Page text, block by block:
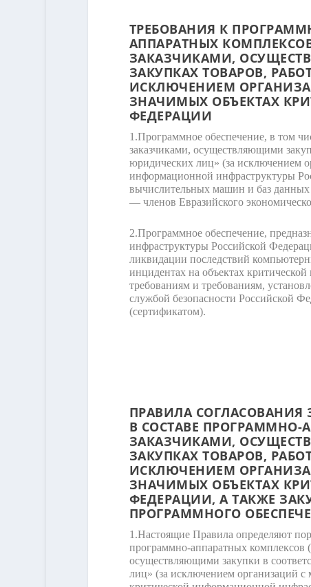
ТРЕБОВАНИЯ К
АППАРАТНЫХ
ЗАКАЗЧИКАМИ,
ЗАКУПКАХ ТОВАРОВ,
ИСКЛЮЧЕНИЕМ
ЗНАЧИМЫХ ОБЪЕКТАХ
ФЕДЕРАЦИИ
1.Программное обеспечение, в том
заказчиками, осуществляющими
юридических лиц» (за исключением
информационной инфраструктуры
вычислительных машин и баз данных
— членов Евразийского
2.Программное обеспечение,
инфраструктуры Российской
ликвидации последствий
инцидентах на объектах
требованиям и требованиям,
службой безопасности Российской
(сертификатом).
ПРАВИЛА СОГЛАСОВАНИЯ
В СОСТАВЕ ПРОГРАММНО-
ЗАКАЗЧИКАМИ,
ЗАКУПКАХ ТОВАРОВ,
ИСКЛЮЧЕНИЕМ
ЗНАЧИМЫХ ОБЪЕКТАХ
ФЕДЕРАЦИИ, А ТАКЖЕ
ПРОГРАММНОГО
1.Настоящие Правила определяют
программно-аппаратных комплексов
осуществляющими закупки в
лиц» (за исключением организаций